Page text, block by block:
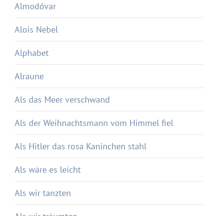
Almodóvar
Alois Nebel
Alphabet
Alraune
Als das Meer verschwand
Als der Weihnachtsmann vom Himmel fiel
Als Hitler das rosa Kaninchen stahl
Als wäre es leicht
Als wir tanzten